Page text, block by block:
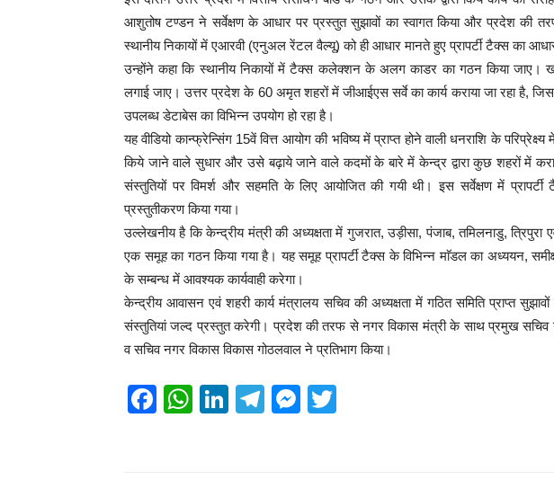
आशुतोष टण्डन ने सर्वेक्षण के आधार पर प्रस्तुत सुझावों का स्वागत किया और प्रदेश की
स्थानीय निकायों में एआरवी (एनुअल रेंटल वैल्यू) को ही आधार मानते हुए प्रापर्टी टैक्स का
उन्होंने कहा​ कि स्थानीय निकायों में टैक्स कलेक्शन के अलग काडर का गठन किया जाए।
लगाई जाए। उत्तर प्रदेश के 60 अमृत शहरों में जीआईएस सर्वे का कार्य कराया जा रहा है,
उपलब्ध डेटाबेस का विभिन्न उपयोग हो रहा है।
यह वीडियो कान्फ्रेन्सिंग 15वें वित्त आयोग की भविष्य में प्राप्त होने वाली धनराशि के
किये जाने वाले सुधार और उसे बढ़ाये जाने वाले कदमों के बारे में केन्द्र द्वारा कुछ शहरों में
संस्तुतियों पर विमर्श और सहमति के लिए आयोजित की गयी थी। इस सर्वेक्षण में
प्रस्तुतीकरण किया गया।
उल्लेखनीय है कि केन्द्रीय मंत्री की अध्यक्षता में गुजरात, उड़ीसा, पंजाब, तमिलनाडु, त्रिपुरा
एक समूह का गठन किया गया है। यह समूह प्रापर्टी टैक्स के विभिन्न माॅडल का अध्ययन,
के सम्बन्ध में आवश्यक कार्यवाही करेगा।
केन्द्रीय आवासन एवं शहरी कार्य मंत्रालय सचिव की अध्यक्षता में गठित समिति प्राप्त
संस्तुतियां जल्द प्रस्तुत करेगी। प्रदेश की तरफ से नगर विकास मंत्री के साथ प्रमुख सचिव
व सचिव नगर विकास विकास गोठलवाल ने प्रतिभाग किया।
F
W
Li
T
M